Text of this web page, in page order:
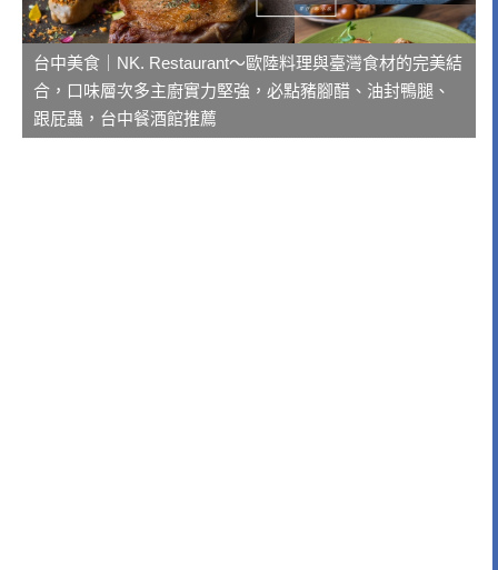
台中美食｜NK. Restaurant～歐陸料理與臺灣食材的完美結
合，口味層次多主廚實力堅強，必點豬腳醋、油封鴨腿、
跟屁蟲，台中餐酒館推薦